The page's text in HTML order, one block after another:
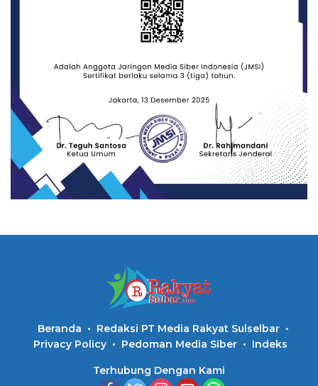
Beranda
Redaksi PT Media Rakyat Sulselbar
Privacy Policy
Pedoman Media Siber Indeks
Terhubung Dengan Kami